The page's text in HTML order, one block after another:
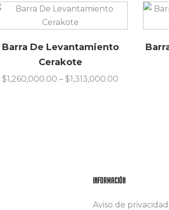
Barra De Levantamiento
Cerakote
$1,260,000.00 – $1,313,000.00
Información
Aviso de privacidad